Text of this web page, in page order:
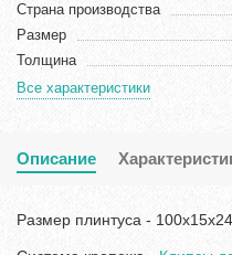
Страна производства
Размер
Толщина
Все характеристики
Описание
Размер плинтуса -